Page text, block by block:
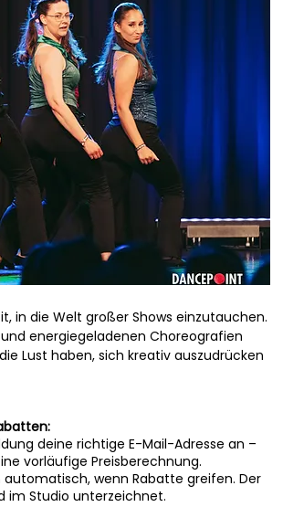
in die Welt großer Shows einzutauchen.
energiegeladenen Choreografien
Lust haben, sich kreativ auszudrücken
deine richtige E-Mail-Adresse an –
vorläufige Preisberechnung.
wenn Rabatte greifen. Der
im Studio unterzeichnet.